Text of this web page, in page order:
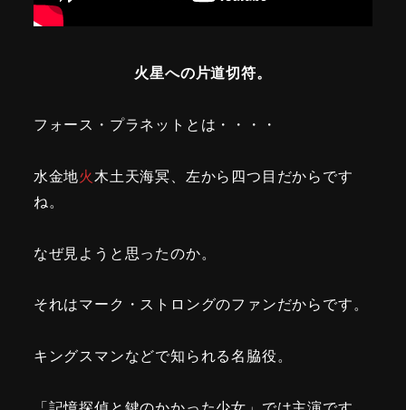
火星への片道切符。
フォース・プラネットとは・・・・
水金地火木土天海冥、左から四つ目だからです
ね。
なぜ見ようと思ったのか。
それはマーク・ストロングのファンだからです。
キングスマンなどで知られる名脇役。